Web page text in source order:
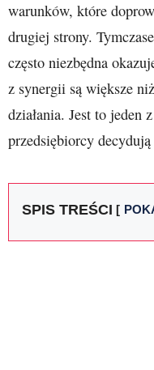
warunków, które
drugiej strony.
często niezbędna
z synergii są większe
działania. Jest to jeden
przedsiębiorcy
SPIS TREŚCI